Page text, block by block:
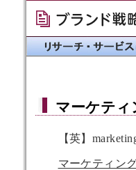
マーケティ
【英】
マーケティン